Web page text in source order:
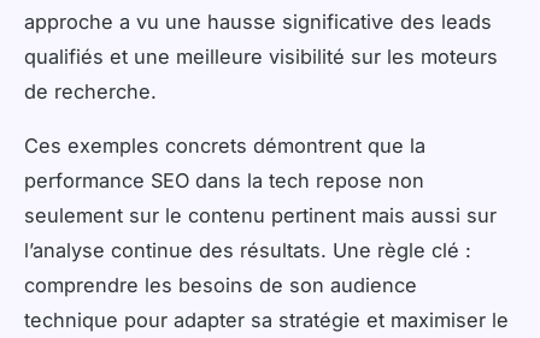
approche a vu une hausse significative des leads
qualifiés et une meilleure visibilité sur les moteurs
de recherche.
Ces exemples concrets démontrent que la
performance SEO dans la tech repose non
seulement sur le contenu pertinent mais aussi sur
l’analyse continue des résultats. Une règle clé :
comprendre les besoins de son audience
technique pour adapter sa stratégie et maximiser le